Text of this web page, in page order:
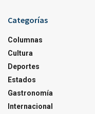
Categorías
Columnas
Cultura
Deportes
Estados
Gastronomía
Internacional